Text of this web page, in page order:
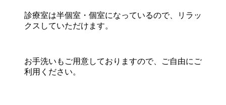
診療室は半個室・個室になっているので、リラッ
クスしていただけます。
お手洗いもご用意しておりますので、ご自由にご
利用ください。